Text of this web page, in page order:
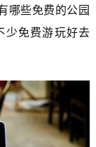
哪些免费的公园
少免费游玩好去